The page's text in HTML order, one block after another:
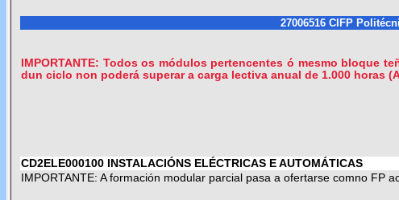
27006516 CIFP
IMPORTANTE: Todos os módulos pertencentes ó mesmo bloque
dun ciclo non poderá superar a carga lectiva anual de 1.000 horas
CD2ELE000100 INSTALACIÓNS ELÉCTRICAS E AUTOMÁTICAS
IMPORTANTE: A formación modular parcial pasa a ofertarse comno FP